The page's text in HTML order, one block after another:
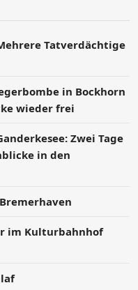
Tatverdächtige
in Bockhorn
wieder frei
Zwei Tage
in den
im Kulturbahnhof